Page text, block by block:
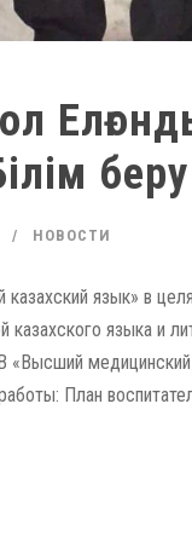
НОВОСТИ
язык» в
казахского языка и
«Высший
План